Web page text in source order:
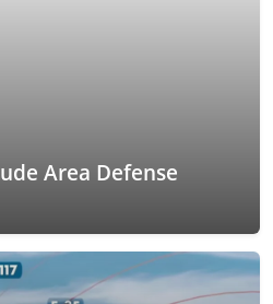
Area Defense